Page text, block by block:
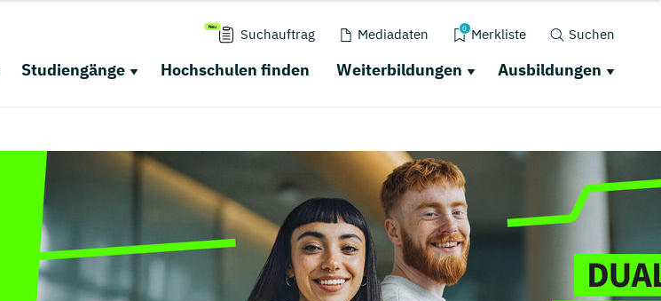
Suchauftrag Mediadaten 0 Merkliste Suchen
Studiengänge Hochschulen finden Weiterbildungen Ausbildungen